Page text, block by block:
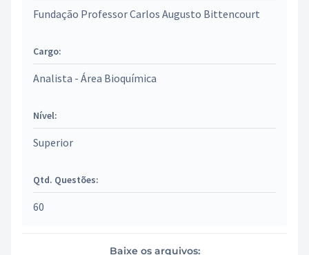
Fundação Professor Carlos Augusto Bittencourt
Cargo:
Analista - Área Bioquímica
Nível:
Superior
Qtd. Questões:
60
Baixe os arquivos: